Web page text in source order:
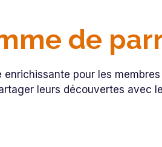
de
pour les
leurs découvertes avec